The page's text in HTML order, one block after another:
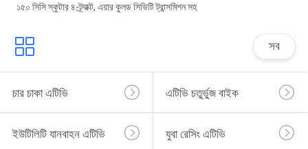
১৫০ সিসি স্কুটার ৪-ট্র্যাক্ট, এয়ার কুলড সিভিটি ট্রান্সমিশন সহ
সব
চার চাকা এটিভি এটিভি চতুর্ভুজ বাইক
ইউটিলিটি যানবাহন এটিভি যুবা রেসিং এটিভি